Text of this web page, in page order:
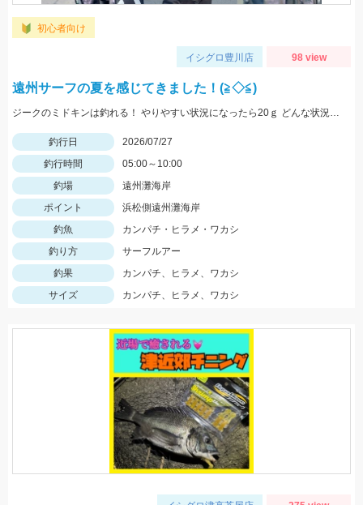
初心者向け
イシグロ豊川店 98 view
遠州サーフの夏を感じてきました！(≧◇≦)
ジークのミドキンは釣れる！ やりやすい状況になったら20ｇ どんな状況でも100ｍ以上飛ばすなら 40ｇがおすすめ
釣行日
2026/07/27
釣行時間
05:00～10:00
釣場
遠州灘海岸
ポイント
浜松側遠州灘海岸
釣魚
カンパチ・ヒラメ・ワカシ
釣り方
サーフルアー
釣果
カンパチ、ヒラメ、ワカシ
サイズ
カンパチ、ヒラメ、ワカシ